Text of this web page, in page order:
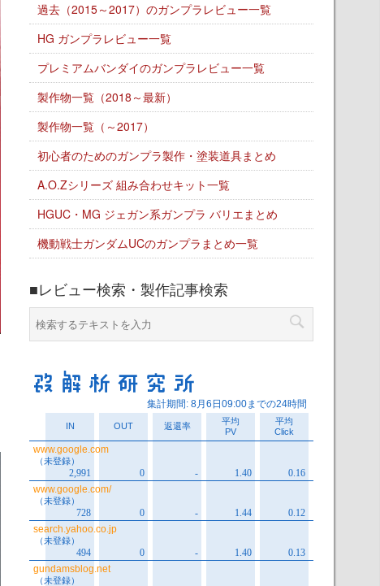
過去（2015～2017）のガンプラレビュー一覧
HG ガンプラレビュー一覧
プレミアムバンダイのガンプラレビュー一覧
製作物一覧（2018～最新）
製作物一覧（～2017）
初心者のためのガンプラ製作・塗装道具まとめ
A.O.Zシリーズ 組み合わせキット一覧
HGUC・MG ジェガン系ガンプラ バリエまとめ
機動戦士ガンダムUCのガンプラまとめ一覧
■レビュー検索・製作記事検索